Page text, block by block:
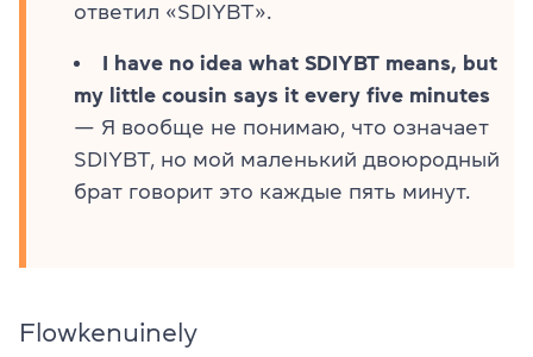
ответил «SDIYBT».
I have no idea what SDIYBT means, but
my little cousin says it every five minutes
— Я вообще не понимаю, что означает
SDIYBT, но мой маленький двоюродный
брат говорит это каждые пять минут.
Flowkenuinely